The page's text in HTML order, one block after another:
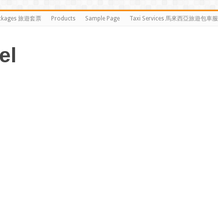
旅遊套票 Products Sample Page Taxi Services 馬來西亞旅遊包車